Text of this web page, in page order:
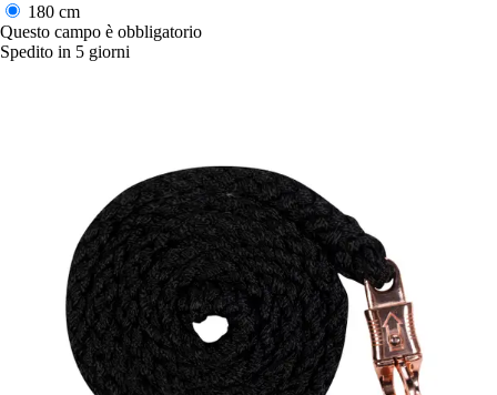
180 cm
Questo campo è obbligatorio
Spedito in 5 giorni